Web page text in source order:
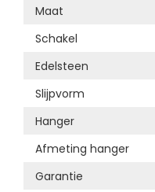
Maat
Schakel
Edelsteen
Slijpvorm
Hanger
Afmeting hanger
Garantie